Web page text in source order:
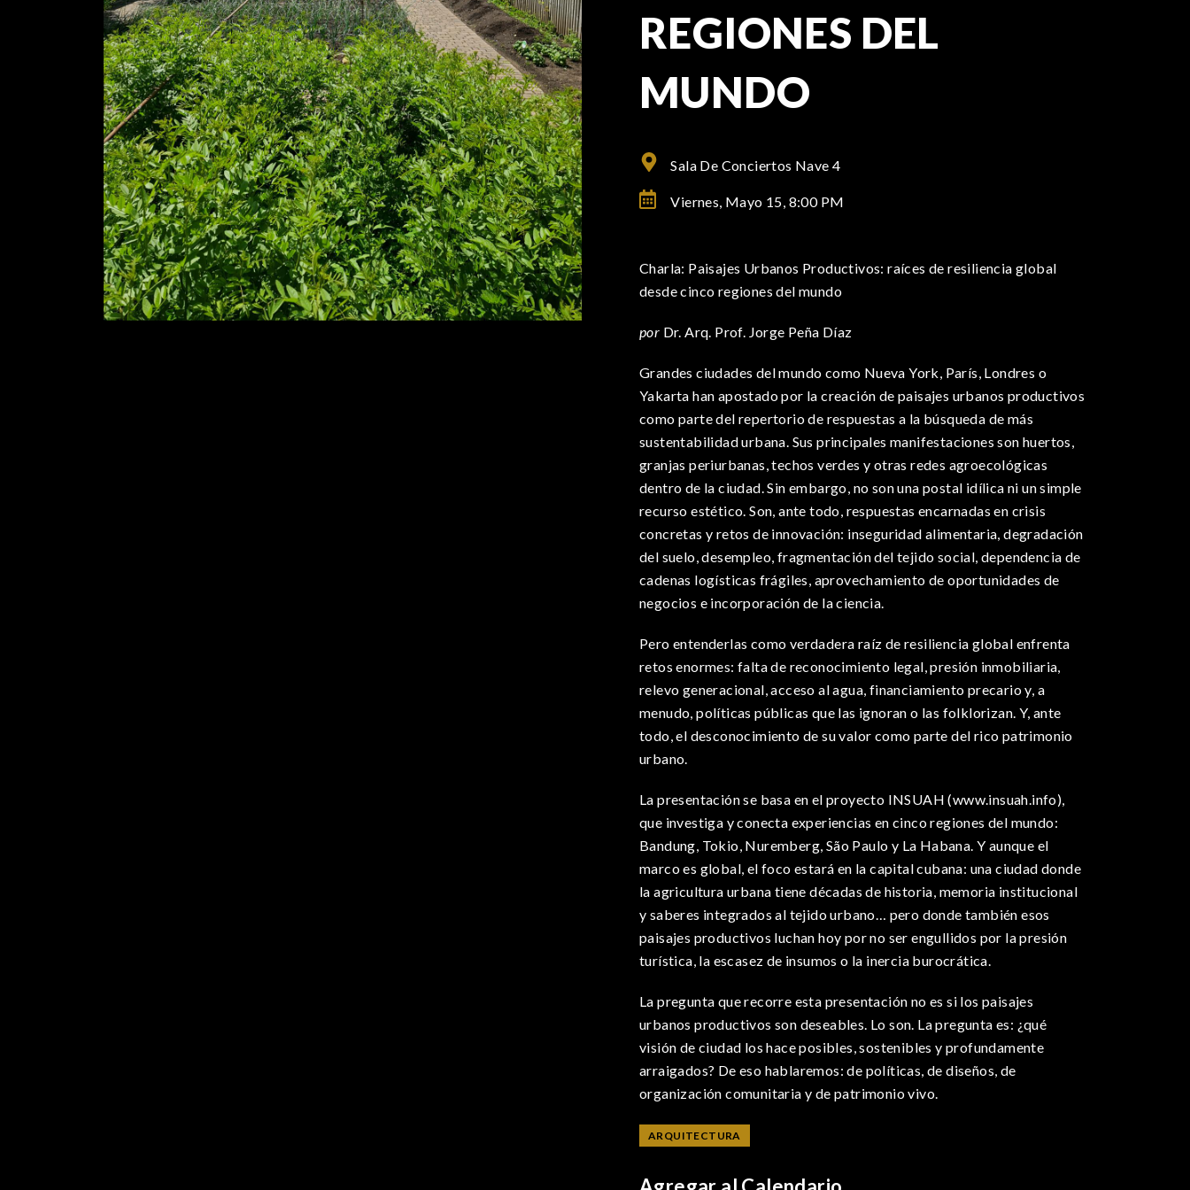
REGIONES DEL
MUNDO
Sala De Conciertos Nave 4
Viernes, Mayo 15, 8:00 PM
Charla: Paisajes Urbanos Productivos: raíces de resiliencia global
desde cinco regiones del mundo
por Dr. Arq. Prof. Jorge Peña Díaz
Grandes ciudades del mundo como Nueva York, París, Londres o
Yakarta han apostado por la creación de paisajes urbanos productivos
como parte del repertorio de respuestas a la búsqueda de más
sustentabilidad urbana. Sus principales manifestaciones son huertos,
granjas periurbanas, techos verdes y otras redes agroecológicas
dentro de la ciudad. Sin embargo, no son una postal idílica ni un simple
recurso estético. Son, ante todo, respuestas encarnadas en crisis
concretas y retos de innovación: inseguridad alimentaria, degradación
del suelo, desempleo, fragmentación del tejido social, dependencia de
cadenas logísticas frágiles, aprovechamiento de oportunidades de
negocios e incorporación de la ciencia.
Pero entenderlas como verdadera raíz de resiliencia global enfrenta
retos enormes: falta de reconocimiento legal, presión inmobiliaria,
relevo generacional, acceso al agua, financiamiento precario y, a
menudo, políticas públicas que las ignoran o las folklorizan. Y, ante
todo, el desconocimiento de su valor como parte del rico patrimonio
urbano.
La presentación se basa en el proyecto INSUAH (www.insuah.info),
que investiga y conecta experiencias en cinco regiones del mundo:
Bandung, Tokio, Nuremberg, São Paulo y La Habana. Y aunque el
marco es global, el foco estará en la capital cubana: una ciudad donde
la agricultura urbana tiene décadas de historia, memoria institucional
y saberes integrados al tejido urbano… pero donde también esos
paisajes productivos luchan hoy por no ser engullidos por la presión
turística, la escasez de insumos o la inercia burocrática.
La pregunta que recorre esta presentación no es si los paisajes
urbanos productivos son deseables. Lo son. La pregunta es: ¿qué
visión de ciudad los hace posibles, sostenibles y profundamente
arraigados? De eso hablaremos: de políticas, de diseños, de
organización comunitaria y de patrimonio vivo.
ARQUITECTURA